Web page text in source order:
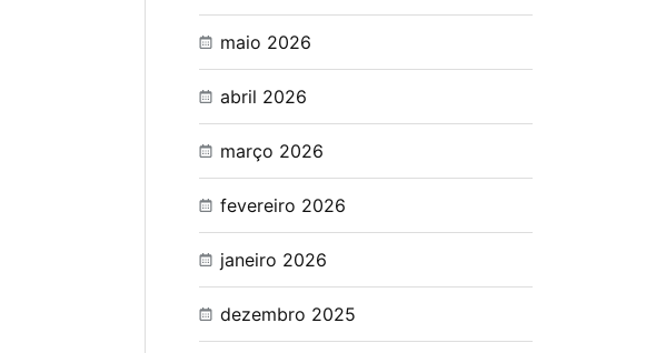
maio 2026
abril 2026
março 2026
fevereiro 2026
janeiro 2026
dezembro 2025